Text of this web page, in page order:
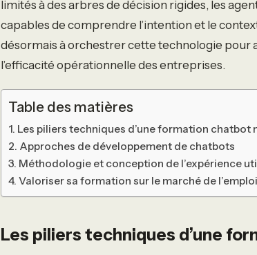
limités à des arbres de décision rigides, les
capables de comprendre l’intention et le
désormais à orchestrer cette technologie pour
l’efficacité opérationnelle des entreprises.
Table des matières
Les piliers techniques d’une formation chatbot
Approches de développement de chatbots
Méthodologie et conception de l’expérience
Valoriser sa formation sur le marché de l’emploi
Les piliers techniques d’une